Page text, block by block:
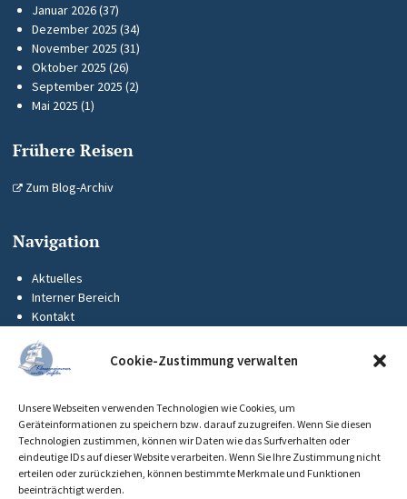
Cookie-Zustimmung verwalten
Unsere Webseiten verwenden Technologien wie Cookies, um
Geräteinformationen zu speichern bzw. darauf zuzugreifen. Wenn Sie diesen
Technologien zustimmen, können wir Daten wie das Surfverhalten oder
eindeutige IDs auf dieser Website verarbeiten. Wenn Sie Ihre Zustimmung nicht
erteilen oder zurückziehen, können bestimmte Merkmale und Funktionen
beeinträchtigt werden.
Januar 2026(37)
Dezember 2025 (34)
November 2025 (31)
Oktober 2025 (26)
September 2025 (2)
Mai 2025 (1)
Frühere Reisen
Zum Blog-Archiv
Navigation
Aktuelles
Interner Bereich
Kontakt
Impressum
Datenschutz
Cookie-Richtlinie (EU)